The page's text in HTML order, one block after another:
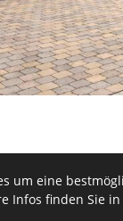
um eine
Infos finden Sie